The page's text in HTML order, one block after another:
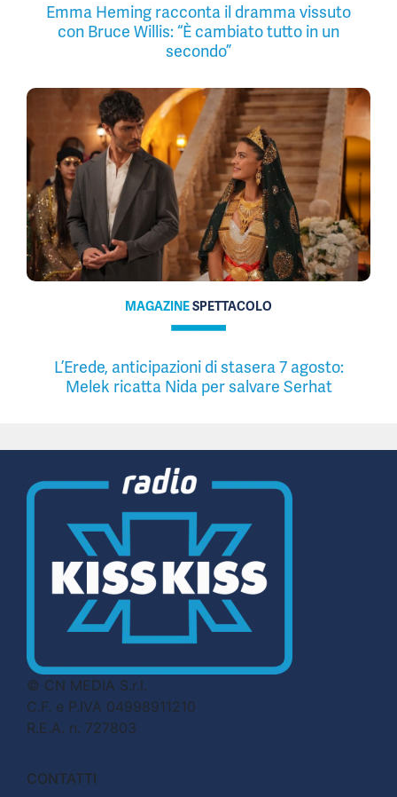
Emma Heming racconta il dramma vissuto
con Bruce Willis: “È cambiato tutto in un
secondo”
MAGAZINESPETTACOLO
L’Erede, anticipazioni di stasera 7 agosto:
Melek ricatta Nida per salvare Serhat
© CN MEDIA S.r.l.
C.F. e P.IVA 04998911210
R.E.A. n. 727803
CONTATTI